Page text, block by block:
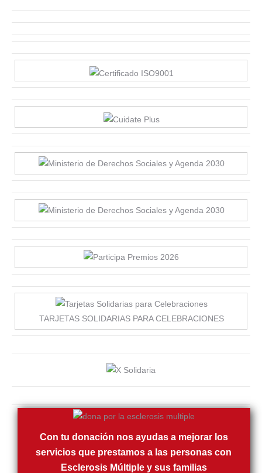
TARJETAS SOLIDARIAS PARA CELEBRACIONES
Con tu donación nos ayudas a mejorar los
servicios que prestamos a las personas con
Esclerosis Múltiple y sus familias